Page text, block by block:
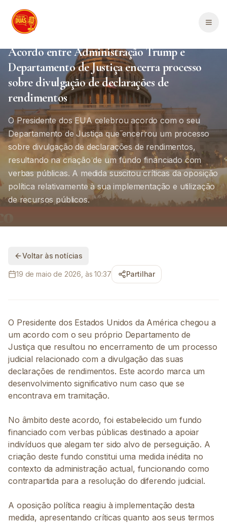
Política Internacional
Acordo entre Administração Trump e
Departamento de Justiça encerra processo
sobre divulgação de declarações de
rendimentos
O Presidente dos EUA celebrou acordo com o seu
Departamento de Justiça que encerrou um processo
sobre divulgação de declarações de rendimentos,
resultando na criação de um fundo financiado com
verbas públicas. A medida suscitou críticas da oposição
política relativamente à sua implementação e utilização
de recursos públicos.
Voltar às notícias
19 de maio de 2026, às 10:37 Partilhar
O Presidente dos Estados Unidos da América chegou a
um acordo com o seu próprio Departamento de
Justiça que resultou no encerramento de um processo
judicial relacionado com a divulgação das suas
declarações de rendimentos. Este acordo marca um
desenvolvimento significativo num caso que se
encontrava em tramitação.
No âmbito deste acordo, foi estabelecido um fundo
financiado com verbas públicas destinado a apoiar
indivíduos que alegam ter sido alvo de perseguição. A
criação deste fundo constitui uma medida inédita no
contexto da administração actual, funcionando como
contrapartida para a resolução do diferendo judicial.
A oposição política reagiu à implementação desta
medida, apresentando críticas quanto aos seus termos